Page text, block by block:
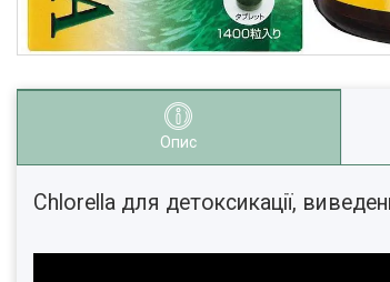
Опис
Chlorella для детоксикації,